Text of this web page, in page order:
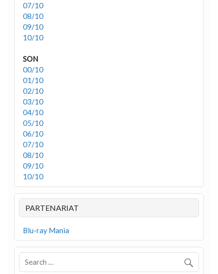
07/10
08/10
09/10
10/10
SON
00/10
01/10
02/10
03/10
04/10
05/10
06/10
07/10
08/10
09/10
10/10
PARTENARIAT
Blu-ray Mania